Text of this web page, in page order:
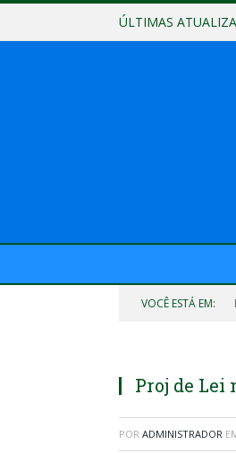
ÚLTIMAS
VOCÊ ESTÁ EM:
Proj de Lei
POR ADMINISTRADOR